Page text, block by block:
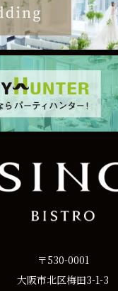
〒530-0001
大阪市北区梅田3-1-3